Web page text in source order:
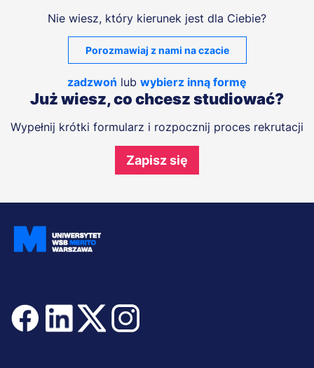
Nie wiesz, który kierunek jest dla Ciebie?
Porozmawiaj z nami na czacie
zadzwoń lub wybierz inną formę
Już wiesz, co chcesz studiować?
Wypełnij krótki formularz i rozpocznij proces rekrutacji
Zapisz się